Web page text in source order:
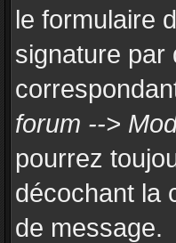
le formulaire
signature par
forum -->
pourrez
décochant la
de message.